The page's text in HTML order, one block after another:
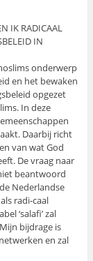
IK RADICAAL
IN
onderwerp
en het bewaken
opgezet
In deze
Daarbij richt
van wat God
De vraag naar
beantwoord
Nederlandse
radi-caal
‘salafi’ zal
bijdrage is
en zal